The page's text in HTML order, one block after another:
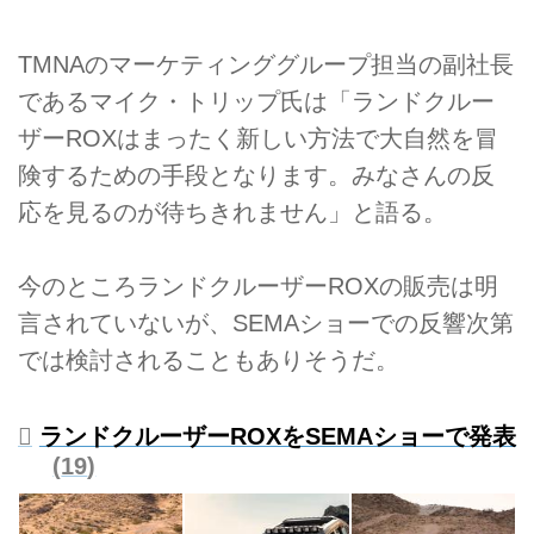
TMNAのマーケティンググループ担当の副社長
であるマイク・トリップ氏は「ランドクルー
ザーROXはまったく新しい方法で大自然を冒
険するための手段となります。みなさんの反
応を見るのが待ちきれません」と語る。
今のところランドクルーザーROXの販売は明
言されていないが、SEMAショーでの反響次第
では検討されることもありそうだ。
ランドクルーザーROXをSEMAショーで発表
19